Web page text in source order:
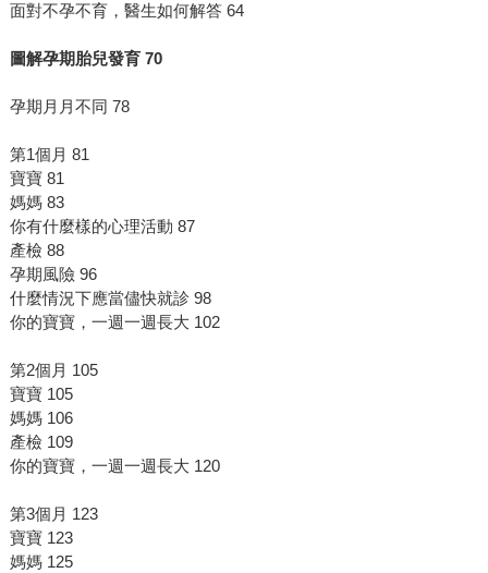
面對不孕不育，醫生如何解答 64
圖解孕期胎兒發育70
孕期月月不同 78
第1個月 81
寶寶 81
媽媽 83
你有什麼樣的心理活動 87
產檢 88
孕期風險 96
什麼情況下應當儘快就診 98
你的寶寶，一週一週長大 102
第2個月 105
寶寶 105
媽媽 106
產檢 109
你的寶寶，一週一週長大 120
第3個月 123
寶寶 123
媽媽 125